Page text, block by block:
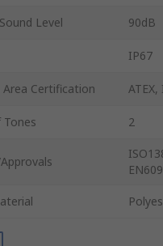
Level 90dB
IP67
Area Certification ATEX,
2